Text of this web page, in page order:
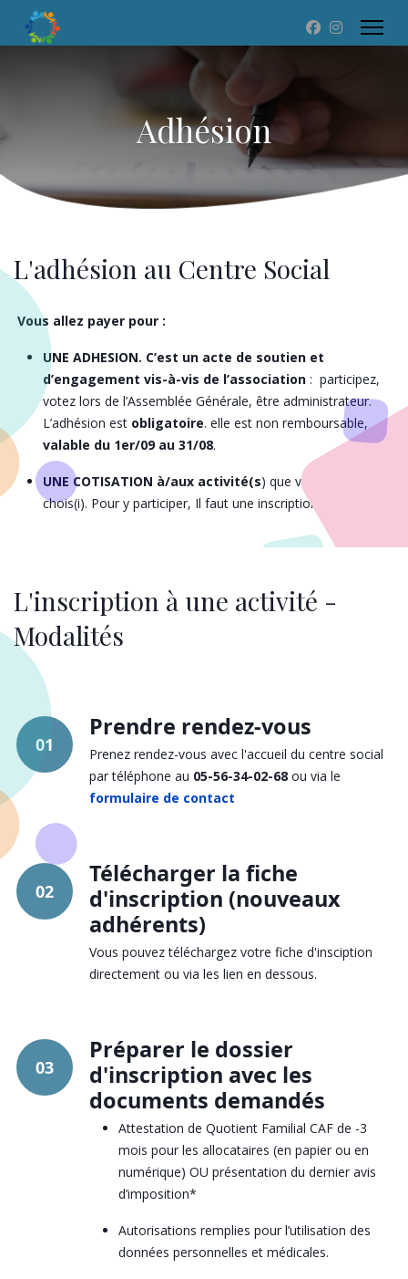
Adhésion
L'adhésion au Centre Social
Vous allez payer pour :
UNE ADHESION. C’est un acte de soutien et
d’engagement vis-à-vis de l’association : participez,
votez lors de l’Assemblée Générale, être administrateur.
L’adhésion est obligatoire. elle est non remboursable,
valable du 1er/09 au 31/08.
UNE COTISATION à/aux activité(s) que vous avez
chois(i). Pour y participer, Il faut une inscription.
L'inscription à une activité -
Modalités
01
Prendre rendez-vous
Prenez rendez-vous avec l'accueil du centre social
par téléphone au 05-56-34-02-68 ou via le
formulaire de contact
02
Télécharger la fiche
d'inscription (nouveaux
adhérents)
Vous pouvez téléchargez votre fiche d'insciption
directement ou via les lien en dessous.
03
Préparer le dossier
d'inscription avec les
documents demandés
Attestation de Quotient Familial CAF de -3
mois pour les allocataires (en papier ou en
numérique) OU présentation du dernier avis
d’imposition*
Autorisations remplies pour l’utilisation des
données personnelles et médicales.